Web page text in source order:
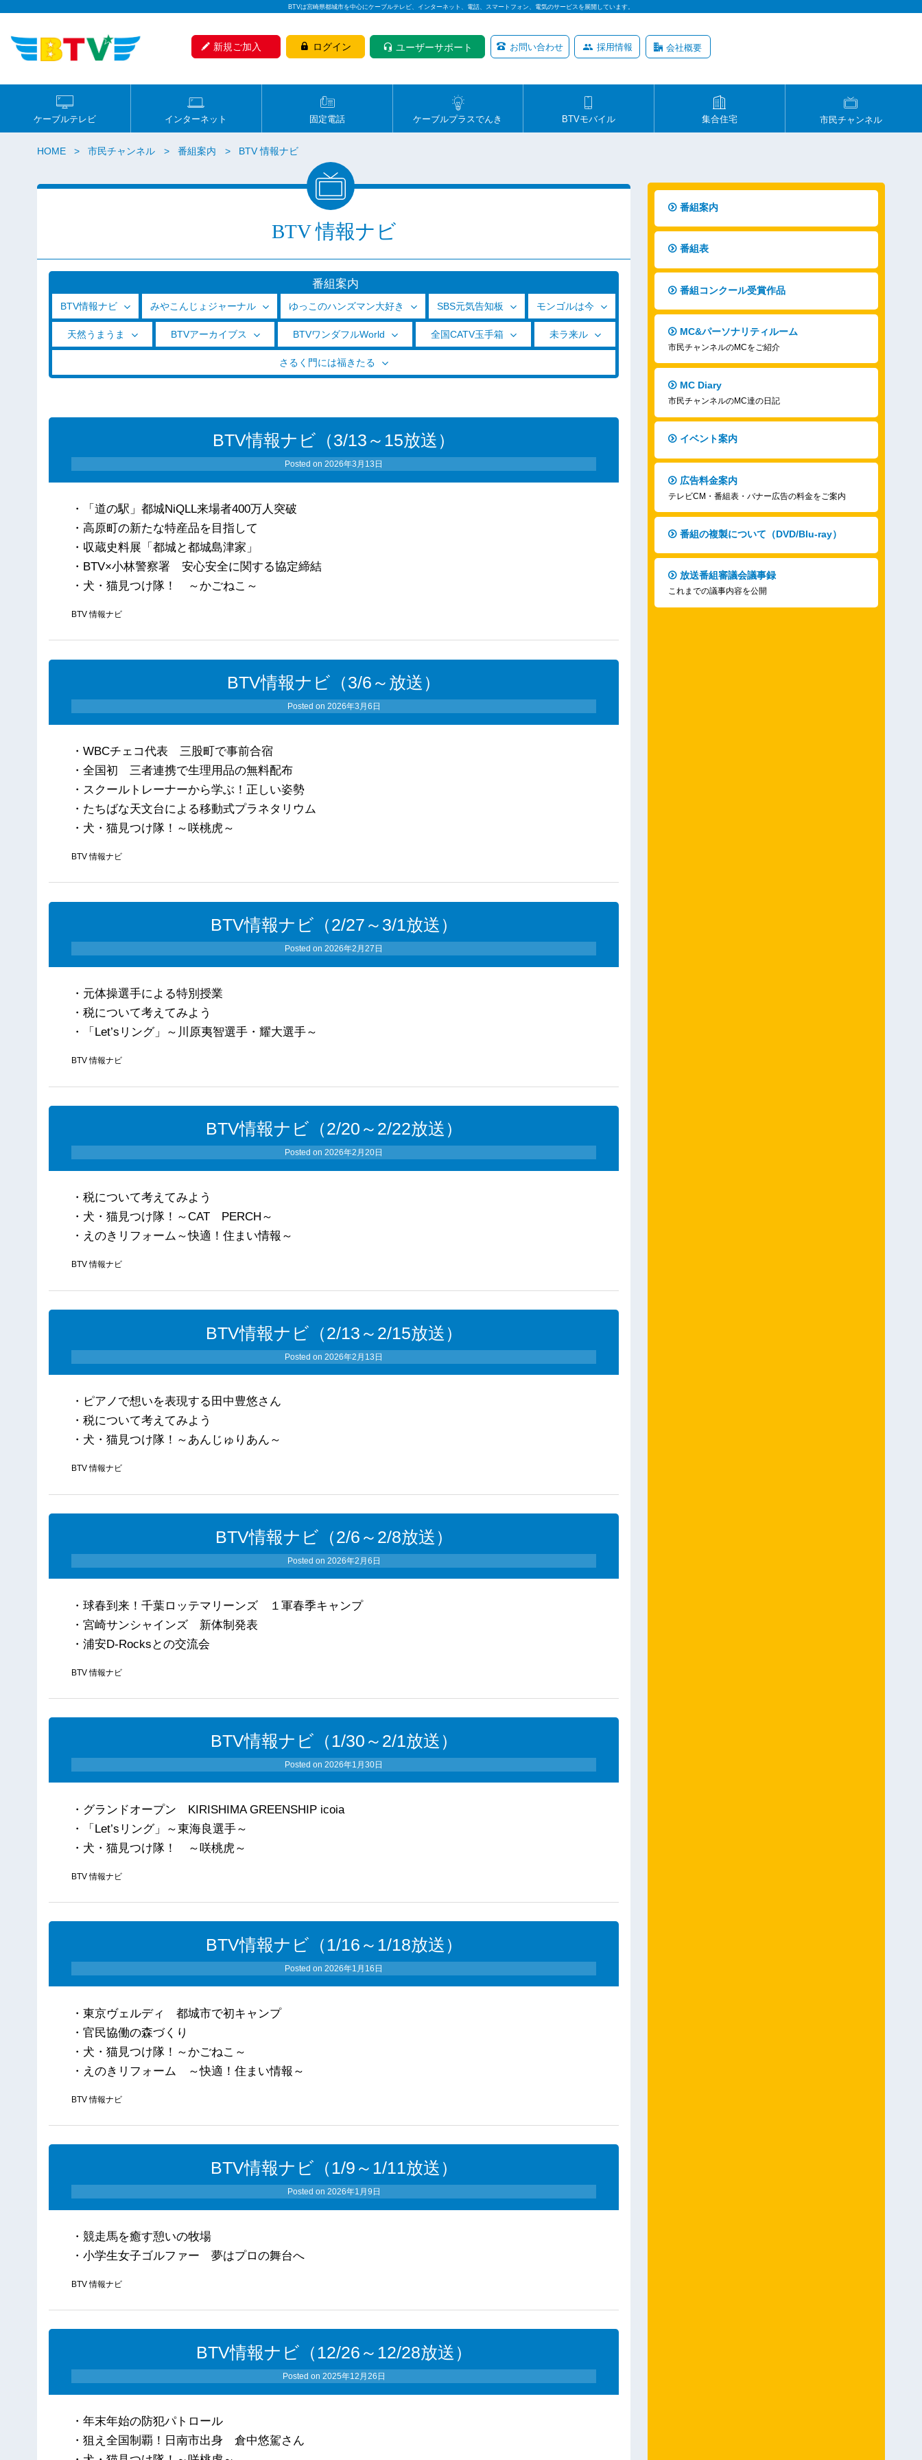
BTVは宮崎県都城市を中心にケーブルテレビ、インターネット、電話、スマートフォン、電気のサービスを展開しています。
新規ご加入 ログイン ユーザーサポート お問い合わせ 採用情報 会社概要
ケーブルテレビ インターネット 固定電話 ケーブルプラスでんき BTVモバイル 集合住宅 市民チャンネル
HOME 市民チャンネル 番組案内 BTV 情報ナビ
BTV 情報ナビ
番組案内
BTV情報ナビ みやこんじょジャーナル ゆっこのハンズマン大好き SBS元気告知板 モンゴルは今
天然うまうま BTVアーカイブス BTVワンダフルWorld 全国CATV玉手箱 未ラ来ル
さるく門には福きたる
BTV情報ナビ（3/13～15放送）
Posted on2026年3月13日
・「道の駅」都城NiQLL来場者400万人突破
・高原町の新たな特産品を目指して
・収蔵史料展「都城と都城島津家」
・BTV×小林警察署 安心安全に関する協定締結
・犬・猫見つけ隊！ ～かごねこ～
BTV 情報ナビ
BTV情報ナビ（3/6～放送）
Posted on 2026年3月6日
・WBCチェコ代表 三股町で事前合宿
・全国初 三者連携で生理用品の無料配布
・スクールトレーナーから学ぶ！正しい姿勢
・たちばな天文台による移動式プラネタリウム
・犬・猫見つけ隊！～咲桃虎～
BTV 情報ナビ
BTV情報ナビ（2/27～3/1放送）
Posted on2026年2月27日
・元体操選手による特別授業
・税について考えてみよう
・「Let’sリング」～川原夷智選手・耀大選手～
BTV 情報ナビ
BTV情報ナビ（2/20～2/22放送）
Posted on2026年2月20日
・税について考えてみよう
・犬・猫見つけ隊！～CAT PERCH～
・えのきリフォーム～快適！住まい情報～
BTV 情報ナビ
BTV情報ナビ（2/13～2/15放送）
Posted on2026年2月13日
・ピアノで想いを表現する田中豊悠さん
・税について考えてみよう
・犬・猫見つけ隊！～あんじゅりあん～
BTV 情報ナビ
BTV情報ナビ（2/6～2/8放送）
Posted on 2026年2月6日
・球春到来！千葉ロッテマリーンズ １軍春季キャンプ
・宮崎サンシャインズ 新体制発表
・浦安D-Rocksとの交流会
BTV 情報ナビ
BTV情報ナビ（1/30～2/1放送）
Posted on2026年1月30日
・グランドオープン KIRISHIMA GREENSHIP icoia
・「Let’sリング」～東海良選手～
・犬・猫見つけ隊！ ～咲桃虎～
BTV 情報ナビ
BTV情報ナビ（1/16～1/18放送）
Posted on2026年1月16日
・東京ヴェルディ 都城市で初キャンプ
・官民協働の森づくり
・犬・猫見つけ隊！～かごねこ～
・えのきリフォーム ～快適！住まい情報～
BTV 情報ナビ
BTV情報ナビ（1/9～1/11放送）
Posted on 2026年1月9日
・競走馬を癒す憩いの牧場
・小学生女子ゴルファー 夢はプロの舞台へ
BTV 情報ナビ
BTV情報ナビ（12/26～12/28放送）
Posted on 2025年12月26日
・年末年始の防犯パトロール
・狙え全国制覇！日南市出身 倉中悠駕さん
番組案内
番組表
番組コンクール受賞作品
MC&パーソナリティルーム
市民チャンネルのMCをご紹介
MC Diary
市民チャンネルのMC達の日記
イベント案内
広告料金案内
テレビCM・番組表・バナー広告の料金をご案内
番組の複製について（DVD/Blu-ray）
放送番組審議会議事録
これまでの議事内容を公開